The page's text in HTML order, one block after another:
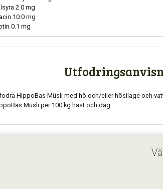
2.0 mg
10.0 mg
0.1 mg
HippoBas Müsli med hö och/eller hösilage och
Müsli per 100 kg häst och dag.